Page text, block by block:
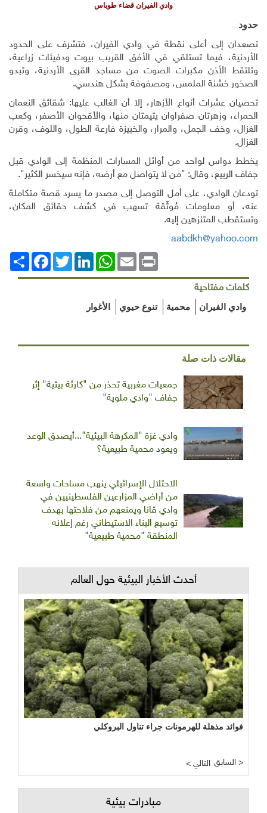
وادي الفيران قضاء طوباس
حدود
تصعدان إلى أعلى نقطة في وادي الفيران، فتشرف على الحدود
الأردنية، فيما تستلقي في الأفق القريب بيوت ودفيئات زراعية،
وتلتقط الأذن مكبرات الصوت من مساجد القرى الأردنية، وتبدو
الصخور خشنة الملمس، ومصفوفة بشكل هندسي.
تحصيان عشرات أنواع الأزهار، إلا أن الغالب عليها: شقائق النعمان
الحمراء، وزهرتان صفراوان يتيمتان منها، والأقحوان الأصفر، وكعب
الغزال، وخف الجمل، والمرار، والخبيزة فارعة الطول، واللوف، وقرن
الغزال.
يخطط دواس لواحد من أوائل المسارات المنظمة إلى الوادي قبل
جفاف الربيع، وقال: "من لا يتواصل مع أرضه، فإنه سيخسر الكثير".
تودعان الوادي، على أمل التوصل إلى مصدر ما يسرد قصة متكاملة
عنه، أو معلومات مُوثّقة تسهب في كشف حقائق المكان،
وتستقطب المتنزهين إليه.
aabdkh@yahoo.com
انشر
FacebookTwitterLinkedIn
WhatsAppEmail Print
كلمات مفتاحية
وادي الفيران محمية تنوع حيوي الأغوار
مقالات ذات صلة
جمعيات مغربية تحذر من "كارثة بيئية" إثر
جفاف "وادي ملوية"
وادي غزة "المكرهة البيئية"...أيصدق الوعد
ويعود محمية طبيعية؟
الاحتلال الإسرائيلي ينهب مساحات واسعة
من أراضي المزارعين الفلسطينيين في
وادي قانا ويمنعهم من فلاحتها بهدف
توسيع البناء الاستيطاني رغم إعلانه
المنطقة "محمية طبيعية"
أحدث الأخبار البيئية حول العالم
فوائد مذهلة للهرمونات جراء تناول البروكلي
نجاح مبشر وواعد لتجربة الأراضي الرطبة المصطنعة في معالجة
< التالي السابق >
مبادرات بيئية